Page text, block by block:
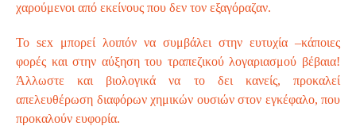
χαρούμενοι από εκείνους που δεν τον εξαγόραζαν.
Το sεx μπορεί λοιπόν να συμβάλει στην ευτυχία –κάποιες
φορές και στην αύξηση του τραπεζικού λογαριασμού βέβαια!
Άλλωστε και βιολογικά να το δει κανείς, προκαλεί
απελευθέρωση διαφόρων χημικών ουσιών στον εγκέφαλο, που
προκαλούν ευφορία.